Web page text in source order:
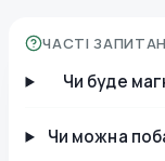
ЧАСТІ
Чи буде
Чи можна